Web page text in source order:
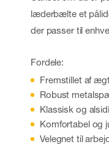
læderbælte et
der passer til
Fordele:
Fremstillet af
Robust
Klassisk og
Komfortabel og
Velegnet til